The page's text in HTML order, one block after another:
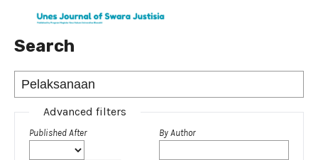
Search
Advanced filters
Published After By Author